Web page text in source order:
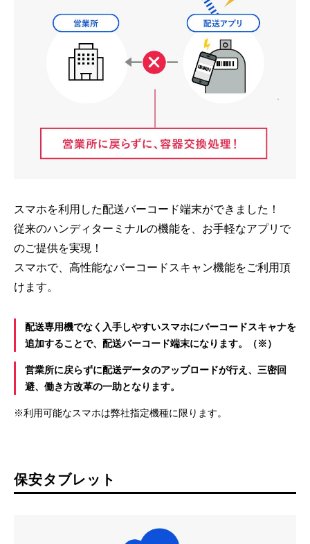
スマホを利用した配送バーコード端末ができました！
従来のハンディターミナルの機能を、お手軽なアプリで
のご提供を実現！
スマホで、高性能なバーコードスキャン機能をご利用頂
けます。
配送専用機でなく入手しやすいスマホにバーコードスキャナを
追加することで、配送バーコード端末になります。（※）
営業所に戻らずに配送データのアップロードが行え、三密回
避、働き方改革の一助となります。
※利用可能なスマホは弊社指定機種に限ります。
保安タブレット